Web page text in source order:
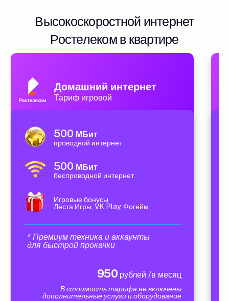
Высокоскоростной интернет
Ростелеком в квартире
Домашний интернет
Тариф игровой
500 МБит
проводной интернет
500 МБит
беспроводной интернет
Игровые бонусы
Леста Игры, VK Play, Фогейм
* Премиум техника и аккаунты
для быстрой прокачки
950 рублей /в месяц
В стоимость тарифа не включены
дополнительные услуги и оборудование